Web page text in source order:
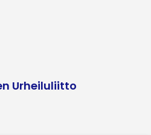
Urheiluliitto